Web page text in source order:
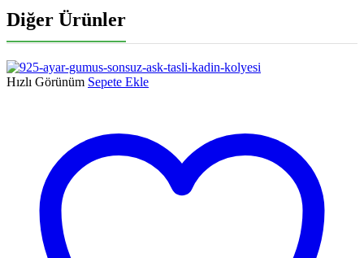
Diğer Ürünler
Hızlı Görünüm Sepete Ekle